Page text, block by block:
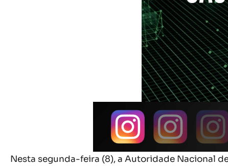
Nesta segunda-feira (8), a Autoridade Nacional